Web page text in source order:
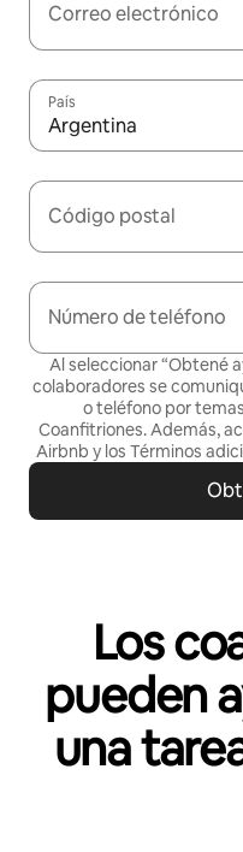
Correo electrónico
País
Argentina
Código postal
Número de teléfono
Al seleccionar “Obtené
colaboradores se
o teléfono por
Coanfitriones. Además,
Airbnb y los Términos
Los
pueden
una